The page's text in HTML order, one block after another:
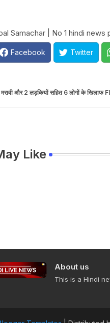
Samachar | No 1 hindi
Facebook Twitter
मरावी और 2 लड़कियों सहित 6 लोगों के खिलाफ
Like
About us
This is a Hindi